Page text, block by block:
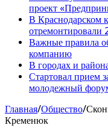
проект
В Краснодарском
отремонтировали
Важные правила
компанию
В городах и
Стартовал прием
молодежный
Главная/Общество/
Кременюк